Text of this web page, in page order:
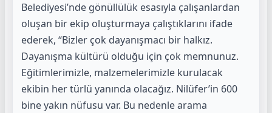
Belediyesi’nde gönüllülük esasıyla çalışanlardan
oluşan bir ekip oluşturmaya çalıştıklarını ifade
ederek, “Bizler çok dayanışmacı bir halkız.
Dayanışma kültürü olduğu için çok memnunuz.
Eğitimlerimizle, malzemelerimizle kurulacak
ekibin her türlü yanında olacağız. Nilüfer’in 600
bine yakın nüfusu var. Bu nedenle arama